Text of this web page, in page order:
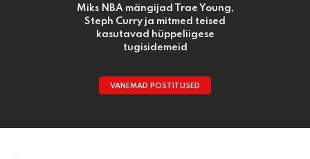
Miks NBA mängijad Trae Young,
Steph Curry ja mitmed teised
kasutavad hüppeliigese
tugisidemeid
VANEMAD POSTITUSED